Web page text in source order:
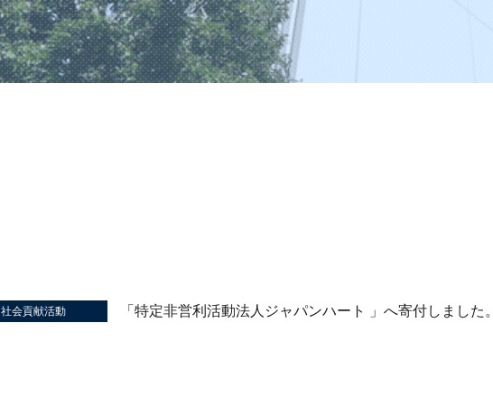
社会貢献活動 「特定非営利活動法人ジャパンハート 」へ寄付しました。